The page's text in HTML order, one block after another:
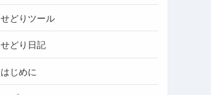
せどりツール
せどり日記
はじめに